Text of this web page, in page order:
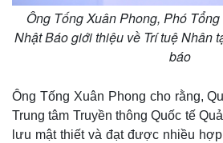
Ông Tống Xuân Phong, Phó
Nhật Báo giới thiệu về Trí tuệ Nhân
báo
Ông Tống Xuân Phong cho rằng,
Trung tâm Truyền thông Quốc tế
lưu mật thiết và đạt được nhiều